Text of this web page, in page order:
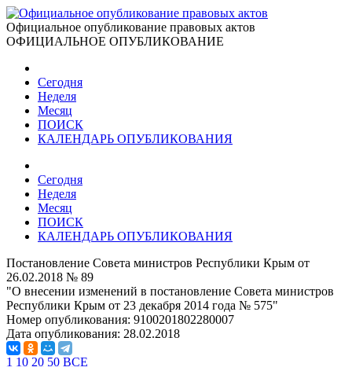
Официальное опубликование правовых актов
ОФИЦИАЛЬНОЕ ОПУБЛИКОВАНИЕ
Сегодня
Неделя
Месяц
ПОИСК
КАЛЕНДАРЬ ОПУБЛИКОВАНИЯ
Сегодня
Неделя
Месяц
ПОИСК
КАЛЕНДАРЬ ОПУБЛИКОВАНИЯ
Постановление Совета министров Республики Крым от
26.02.2018 № 89
"О внесении изменений в постановление Совета министров
Республики Крым от 23 декабря 2014 года № 575"
Номер опубликования: 9100201802280007
Дата опубликования: 28.02.2018
1 10 20 50 ВСЕ